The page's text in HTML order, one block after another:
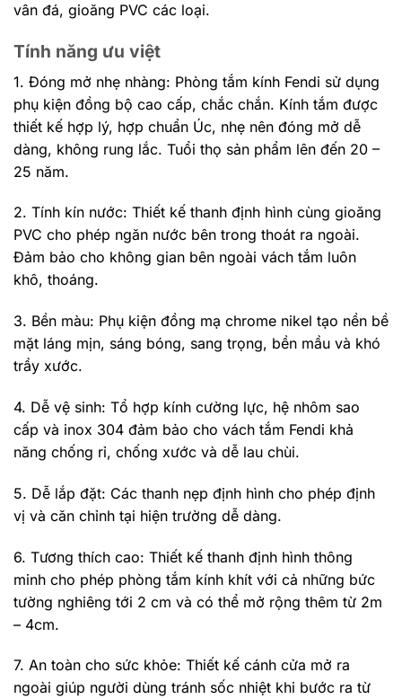
vân đá, gioăng PVC các loại.
Tính năng ưu việt
1. Đóng mở nhẹ nhàng: Phòng tắm kính Fendi sử dụng
phụ kiện đồng bộ cao cấp, chắc chắn. Kính tắm được
thiết kế hợp lý, hợp chuẩn Úc, nhẹ nên đóng mở dễ
dàng, không rung lắc. Tuổi thọ sản phẩm lên đến 20 –
25 năm.
2. Tính kín nước: Thiết kế thanh định hình cùng gioăng
PVC cho phép ngăn nước bên trong thoát ra ngoài.
Đảm bảo cho không gian bên ngoài vách tắm luôn
khô, thoáng.
3. Bền màu: Phụ kiện đồng mạ chrome nikel tạo nền bề
mặt láng mịn, sáng bóng, sang trọng, bền mầu và khó
trầy xước.
4. Dễ vệ sinh: Tổ hợp kính cường lực, hệ nhôm sao
cấp và inox 304 đảm bảo cho vách tắm Fendi khả
năng chống rỉ, chống xước và dễ lau chùi.
5. Dễ lắp đặt: Các thanh nẹp định hình cho phép định
vị và căn chỉnh tại hiện trường dễ dàng.
6. Tương thích cao: Thiết kế thanh định hình thông
minh cho phép phòng tắm kính khít với cả những bức
tường nghiêng tới 2 cm và có thể mở rộng thêm từ 2m
– 4cm.
7. An toàn cho sức khỏe: Thiết kế cánh cửa mở ra
ngoài giúp người dùng tránh sốc nhiệt khi bước ra từ